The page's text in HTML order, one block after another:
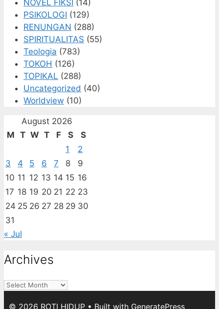
NOVEL FIKSI (14)
PSIKOLOGI (129)
RENUNGAN (288)
SPIRITUALITAS (55)
Teologia (783)
TOKOH (126)
TOPIKAL (288)
Uncategorized (40)
Worldview (10)
August 2026
M T W T F S
S
1
2
3
4 5 6 7 8
9
10 11 12 13 14 15 16
17 18 19 20 21 22 23
24 25 26 27 28 29 30
31
« Jul
Archives
Archives
© 2026 ROTI HIDUP • Built with GeneratePress